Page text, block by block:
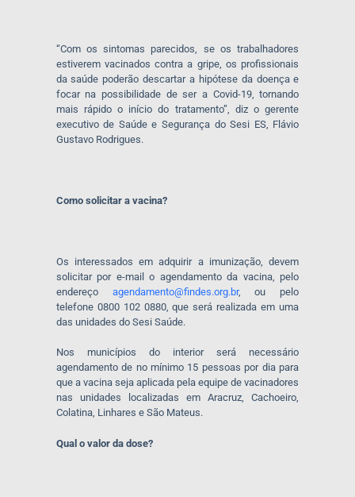
“Com os sintomas parecidos, se os trabalhadores
estiverem vacinados contra a gripe, os profissionais
da saúde poderão descartar a hipótese da doença e
focar na possibilidade de ser a Covid-19, tornando
mais rápido o início do tratamento”, diz o gerente
executivo de Saúde e Segurança do Sesi ES, Flávio
Gustavo Rodrigues.
Como solicitar a vacina?
Os interessados em adquirir a imunização, devem
solicitar por e-mail o agendamento da vacina, pelo
endereço agendamento@findes.org.br, ou pelo
telefone 0800 102 0880, que será realizada em uma
das unidades do Sesi Saúde.
Nos municípios do interior será necessário
agendamento de no mínimo 15 pessoas por dia para
que a vacina seja aplicada pela equipe de vacinadores
nas unidades localizadas em Aracruz, Cachoeiro,
Colatina, Linhares e São Mateus.
Qual o valor da dose?